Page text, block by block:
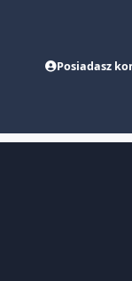
Posiadasz